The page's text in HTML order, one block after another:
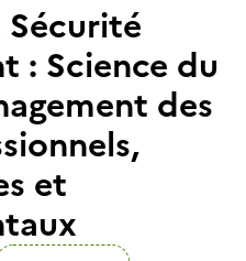
Sécurité
: Science du
des
et